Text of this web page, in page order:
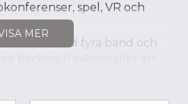
spel, VR och
teknik med fyra band och
MER